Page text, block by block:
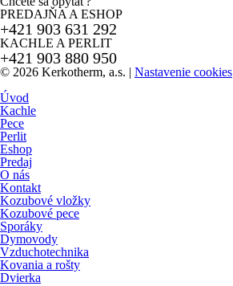
PREDAJŇA A ESHOP
+421 903 631 292
KACHLE A PERLIT
+421 903 880 950
© 2026 Kerkotherm, a.s. | Nastavenie cookies
Úvod
Kachle
Pece
Perlit
Eshop
Predaj
O nás
Kontakt
Kozubové vložky
Kozubové pece
Sporáky
Dymovody
Vzduchotechnika
Kovania a rošty
Dvierka